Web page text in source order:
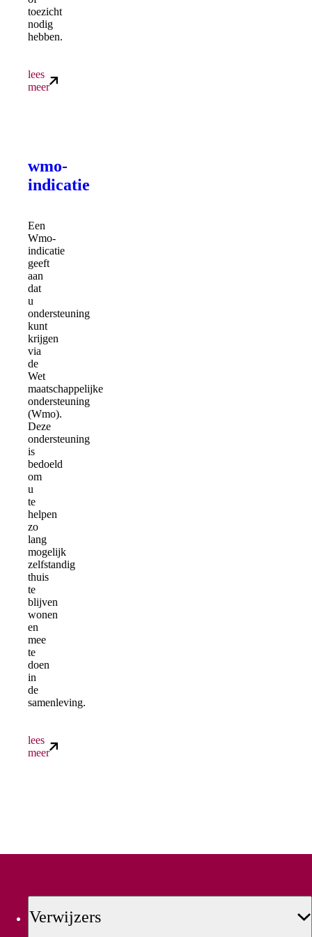
toezicht
nodig
hebben.
lees
meer
wmo-
indicatie
Een
Wmo-
indicatie
geeft
aan
dat
u
ondersteuning
kunt
krijgen
via
de
Wet
maatschappelijke
ondersteuning
(Wmo).
Deze
ondersteuning
is
bedoeld
om
u
te
helpen
zo
lang
mogelijk
zelfstandig
thuis
te
blijven
wonen
en
mee
te
doen
in
de
samenleving.
lees
meer
Verwijzers